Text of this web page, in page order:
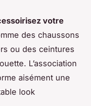
votre
des chaussons
ou des ceintures
L’association
aisément une
look